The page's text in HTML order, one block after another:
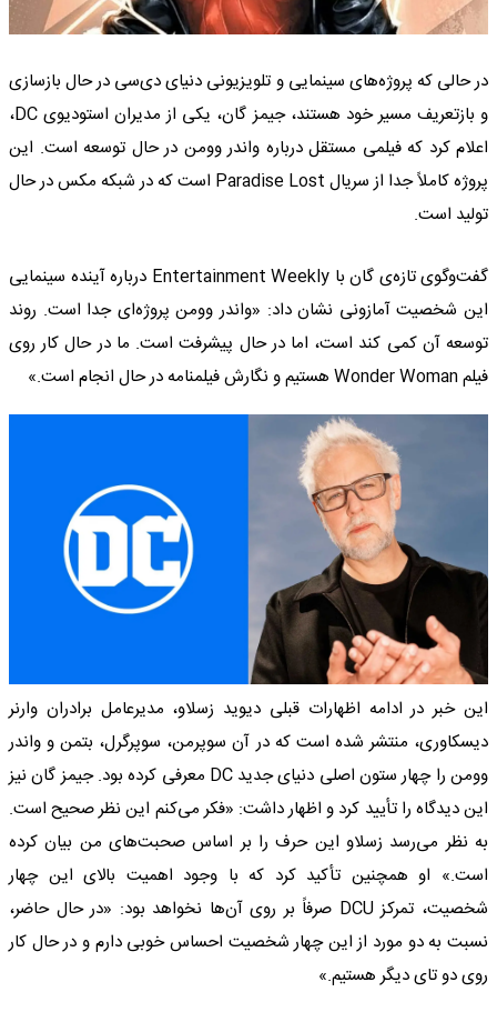
در حالی که پروژه‌های سینمایی و تلویزیونی دنیای دی‌سی در حال بازسازی
و بازتعریف مسیر خود هستند، جیمز گان، یکی از مدیران استودیوی DC،
اعلام کرد که فیلمی مستقل درباره واندر وومن در حال توسعه است. این
پروژه کاملاً جدا از سریال Paradise Lost است که در شبکه مکس در حال
تولید است.
گفت‌و‌گوی تازه‌ی گان با Entertainment Weekly درباره آینده سینمایی
این شخصیت آمازونی نشان داد: «واندر وومن پروژه‌ای جدا است. روند
توسعه آن کمی کند است، اما در حال پیشرفت است. ما در حال کار روی
فیلم Wonder Woman هستیم و نگارش فیلمنامه در حال انجام است.»
این خبر در ادامه اظهارات قبلی دیوید زسلاو، مدیرعامل برادران وارنر
دیسکاوری، منتشر شده است که در آن سوپرمن، سوپرگرل، بتمن و واندر
وومن را چهار ستون اصلی دنیای جدید DC معرفی کرده بود. جیمز گان نیز
این دیدگاه را تأیید کرد و اظهار داشت: «فکر می‌کنم این نظر صحیح است.
به نظر می‌رسد زسلاو این حرف را بر اساس صحبت‌های من بیان کرده
است.» او همچنین تأکید کرد که با وجود اهمیت بالای این چهار
شخصیت، تمرکز DCU صرفاً بر روی آن‌ها نخواهد بود: «در حال حاضر،
نسبت به دو مورد از این چهار شخصیت احساس خوبی دارم و در حال کار
روی دو تای دیگر هستیم.»